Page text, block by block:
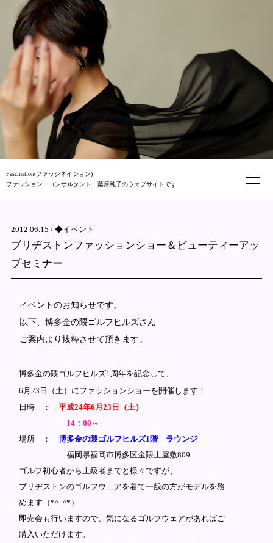
Fascination(ファッシネイション)
ファッション・コンサルタント 藤原純子のウェブサイトです
2012.06.15 / ◆イベント
ブリヂストンファッションショー＆ビューティーアッ
プセミナー
イベントのお知らせです。
以下、博多金の隈ゴルフヒルズさん
ご案内より抜粋させて頂きます。
博多金の隈ゴルフヒルズ1周年を記念して、
6月23日（土）にファッションショーを開催します！
日時 ： 平成24年6月23日（土）
14：00～
場所 ： 博多金の隈ゴルフヒルズ1階 ラウンジ
福岡県福岡市博多区金隈上屋敷809
ゴルフ初心者から上級者までと様々ですが、
ブリヂストンのゴルフウェアを着て一般の方がモデルを務
めます（*^_^*）
即売会も行いますので、気になるゴルフウェアがあればご
購入いただけます。